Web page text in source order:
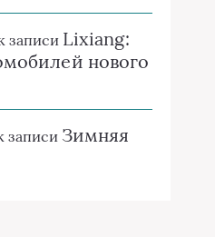
записи Lixiang:
нового
записи Зимняя